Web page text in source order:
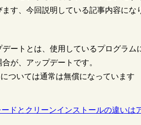
す、今回説明している記事内容にな
ートとは、使用しているプログラム
が、アップデートです。
ついては通常は無償になっています
ドとクリーンインストールの違いは